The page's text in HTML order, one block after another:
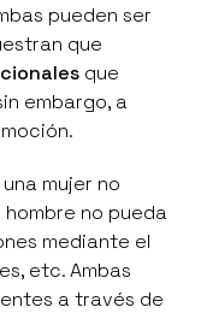
pueden ser
que
que
embargo, a
mujer no
no pueda
mediante el
etc. Ambas
a través de